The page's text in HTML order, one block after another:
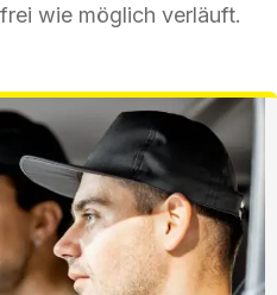
wie möglich verläuft.